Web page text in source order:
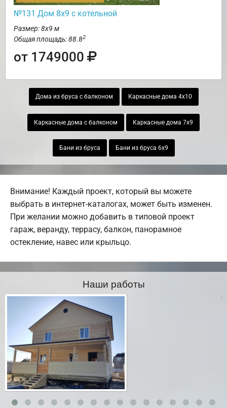
№131 Дом 8х9 с котельной
Размер: 8х9 м
Общая площадь: 88.82
от 1749000
Дома из бруса с балконом Каркасные дома 4х10
Каркасные дома с балконом Каркасные дома 7х9
Бани из бруса Бани из бруса 6х9
Внимание! Каждый проект, который вы можете
выбрать в интернет-каталогах, может быть изменен.
При желании можно добавить в типовой проект
гараж, веранду, террасу, балкон, панорамное
остекление, навес или крыльцо.
Наши работы